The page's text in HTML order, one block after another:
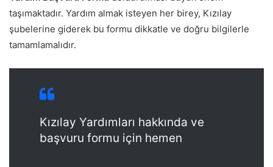
taşımaktadır. Yardım almak isteyen her birey, Kızılay
şubelerine giderek bu formu dikkatle ve doğru bilgilerle
tamamlamalıdır.
Kızılay Yardımları hakkında ve
başvuru formu için hemen